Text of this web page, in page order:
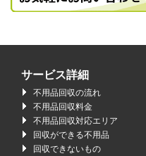
サービス詳細
不用品回収の流れ
不用品回収料金
不用品回収対応エリア
回収ができる不用品
回収できないもの